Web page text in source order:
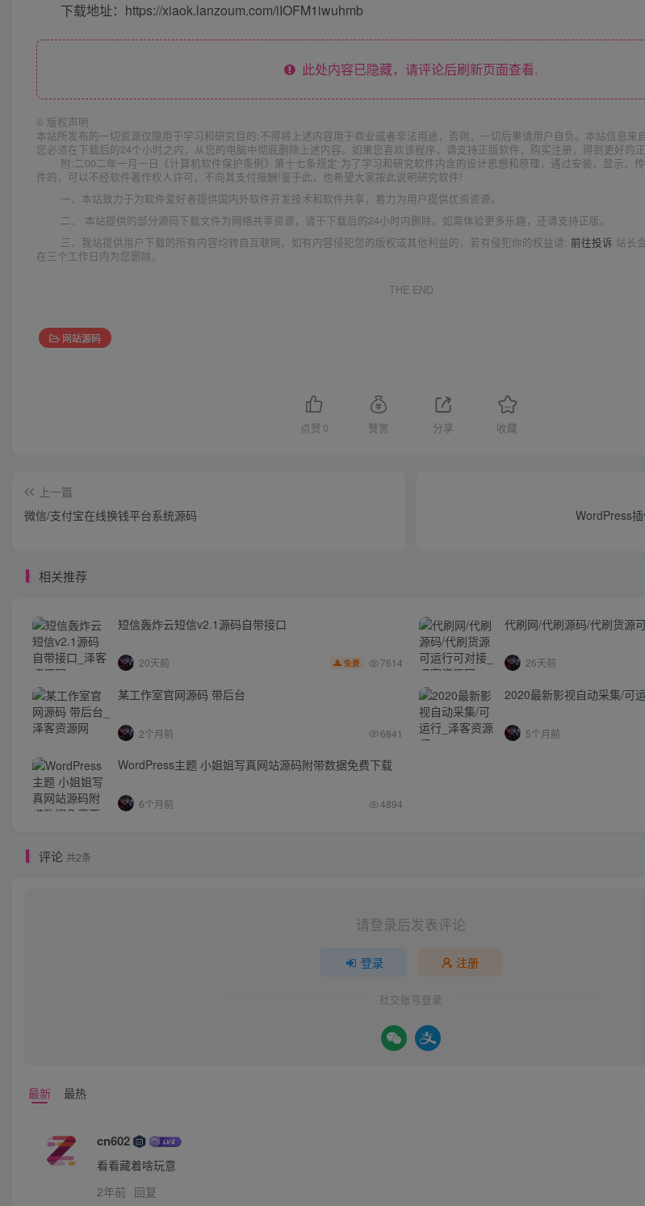
下载地址： https://xiaok.lanzoum.com/iIOFM1iwuhmb
此处内容已隐藏，请评论后刷新页面查看.
© 版权声明
本站所发布的一切资源仅限用于学习和研究目的;不得将上述内容用于商业或者非法用途，否则，一切后果请用户自负。本站信息来
您必须在下载后的24个小时之内，从您的电脑中彻底删除上述内容。如果您喜欢该程序，请支持正版软件，购买注册，得到更好的正
附:二00二年一月一日《计算机软件保护条例》第十七条规定:为了学习和研究软件内含的设计思想和原理，通过安装、显示、
件的，可以不经软件著作权人许可，不向其支付报酬!鉴于此，也希望大家按此说明研究软件!
一、本站致力于为软件爱好者提供国内外软件开发技术和软件共享，着力为用户提供优资资源。
二、 本站提供的部分源码下载文件为网络共享资源，请于下载后的24小时内删除。如需体验更多乐趣，还请支持正版。
三、我站提供用户下载的所有内容均转自互联网。如有内容侵犯您的版权或其他利益的，若有侵犯你的权益请: 前往投诉 站长
在三个工作日内为您删除。
THE END
网站源码
点赞 0 赞赏 分享 收藏
上一篇
微信/支付宝在线换钱平台系统源码
WordPress
相关推荐
短信轰炸云短信v2.1源码自带接口
20天前 免费 7614
代刷网/代刷源码/代刷货源
26天前
某工作室官网源码 带后台
2个月前 6841
2020最新影视自动采集/可
5个月前
WordPress主题 小姐姐写真网站源码附带数据免费下载
6个月前 4894
评论 共2条
请登录后发表评论
登录 注册
社交账号登录
最新 最热
cn602
看看藏着啥玩意
2年前 回复